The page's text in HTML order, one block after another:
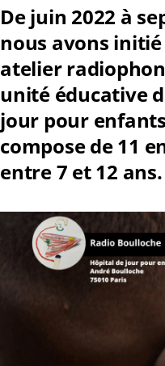
Adhérer à l’association
Soutenir les projets
RIO – Activité de conseil
Nos valeurs et missions
La scolarité
La recherche
La formation continue
Nos actualités
Offres d’emploi
De juin 2022 à
nous avons
atelier
unité éducative
jour pour
compose de 11
entre 7 et 12 ans.